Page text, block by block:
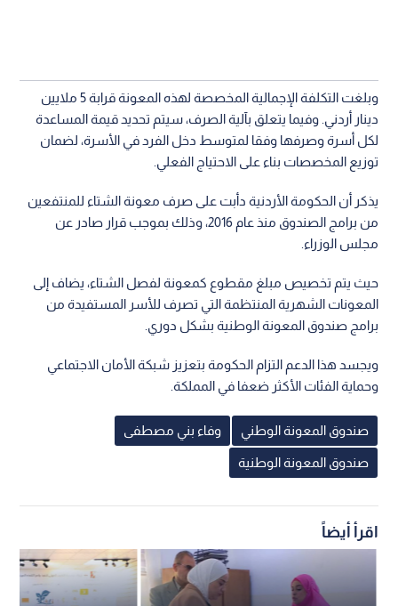
وبلغت التكلفة الإجمالية المخصصة لهذه المعونة قرابة 5 ملايين
دينار أردني. وفيما يتعلق بآلية الصرف، سيتم تحديد قيمة المساعدة
لكل أسرة وصرفها وفقا لمتوسط دخل الفرد في الأسرة، لضمان
توزيع المخصصات بناء على الاحتياج الفعلي.
يذكر أن الحكومة الأردنية دأبت على صرف معونة الشتاء للمنتفعين
من برامج الصندوق منذ عام 2016، وذلك بموجب قرار صادر عن
مجلس الوزراء.
حيث يتم تخصيص مبلغ مقطوع كمعونة لفصل الشتاء، يضاف إلى
المعونات الشهرية المنتظمة التي تصرف للأسر المستفيدة من
برامج صندوق المعونة الوطنية بشكل دوري.
ويجسد هذا الدعم التزام الحكومة بتعزيز شبكة الأمان الاجتماعي
وحماية الفئات الأكثر ضعفا في المملكة.
صندوق المعونة الوطني وفاء بني مصطفى
صندوق المعونة الوطنية
اقرأ أيضاً